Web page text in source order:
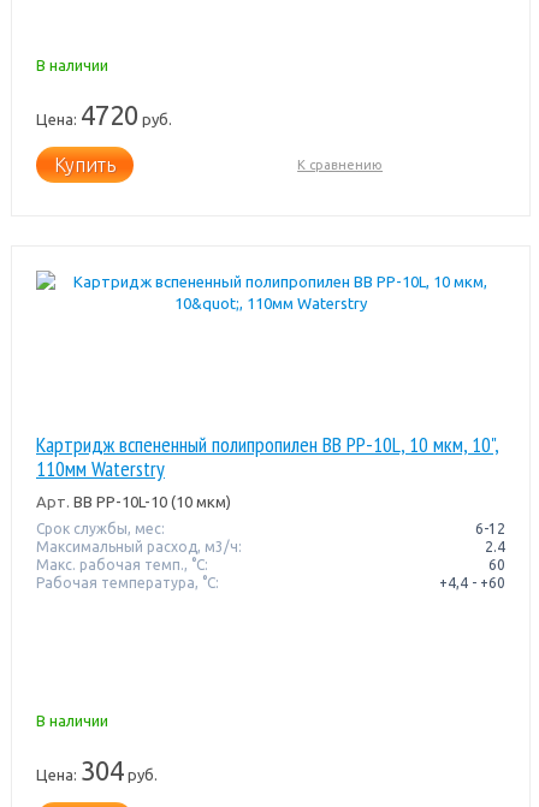
В наличии
Цена: 4720 руб.
Купить К сравнению
Картридж вспененный полипропилен BB PP-10L, 10 мкм, 10",
110мм Waterstry
Арт. BB PP-10L-10 (10 мкм)
Срок службы, мес:
6-12
Максимальный расход, м3/ч:
2.4
Макс. рабочая темп., °С:
60
Рабочая температура, °C:
+4,4 - +60
В наличии
Цена: 304руб.